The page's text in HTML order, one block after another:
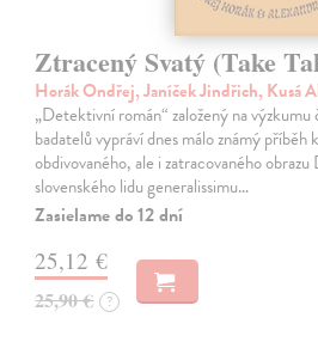
Ztracený Svatý (Take
Horák Ondřej, Janíček Jindřich, Kusá
„Detektivní román“ založený na
badatelů vypráví dnes málo známý příběh
obdivovaného, ale i zatracovaného
slovenského lidu generalissimu…
Zasielame do 12 dní
25,12 €
25,90 € ?